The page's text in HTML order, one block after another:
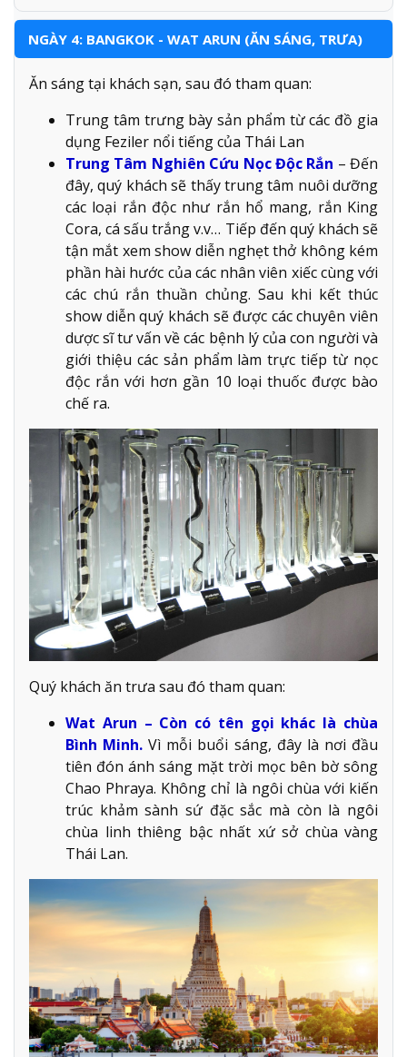
NGÀY 4: BANGKOK - WAT ARUN (ĂN SÁNG, TRƯA)
Ăn sáng tại khách sạn, sau đó tham quan:
Trung tâm trưng bày sản phẩm từ các đồ gia
dụng Feziler nổi tiếng của Thái Lan
Trung Tâm Nghiên Cứu Nọc Độc Rắn – Đến
đây, quý khách sẽ thấy trung tâm nuôi dưỡng
các loại rắn độc như rắn hổ mang, rắn King
Cora, cá sấu trắng v.v… Tiếp đến quý khách sẽ
tận mắt xem show diễn nghẹt thở không kém
phần hài hước của các nhân viên xiếc cùng với
các chú rắn thuần chủng. Sau khi kết thúc
show diễn quý khách sẽ được các chuyên viên
dược sĩ tư vấn về các bệnh lý của con người và
giới thiệu các sản phẩm làm trực tiếp từ nọc
độc rắn với hơn gần 10 loại thuốc được bào
chế ra.
Quý khách ăn trưa sau đó tham quan:
Wat Arun – Còn có tên gọi khác là chùa
Bình Minh. Vì mỗi buổi sáng, đây là nơi đầu
tiên đón ánh sáng mặt trời mọc bên bờ sông
Chao Phraya. Không chỉ là ngôi chùa với kiến
trúc khảm sành sứ đặc sắc mà còn là ngôi
chùa linh thiêng bậc nhất xứ sở chùa vàng
Thái Lan.